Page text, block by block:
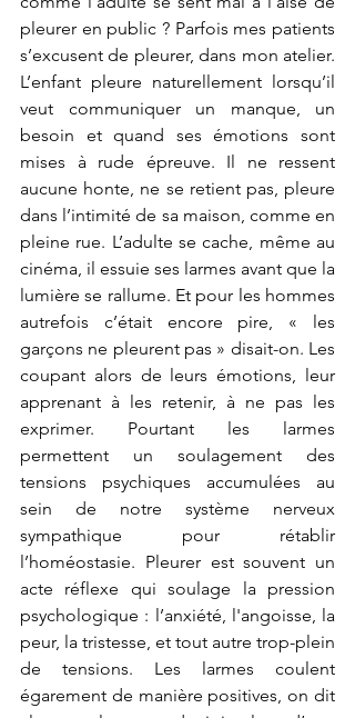
pleurer en public ? Parfois mes patients
s’excusent de pleurer, dans mon atelier.
L’enfant pleure naturellement lorsqu’il
veut communiquer un manque, un
besoin et quand ses émotions sont
mises à rude épreuve. Il ne ressent
aucune honte, ne se retient pas, pleure
dans l’intimité de sa maison, comme en
pleine rue. L’adulte se cache, même au
cinéma, il essuie ses larmes avant que la
lumière se rallume. Et pour les hommes
autrefois c’était encore pire, « les
garçons ne pleurent pas » disait-on. Les
coupant alors de leurs émotions, leur
apprenant à les retenir, à ne pas les
exprimer. Pourtant les larmes
permettent un soulagement des
tensions psychiques accumulées au
sein de notre système nerveux
sympathique pour rétablir
l’homéostasie. Pleurer est souvent un
acte réflexe qui soulage la pression
psychologique : l’anxiété, l'angoisse, la
peur, la tristesse, et tout autre trop-plein
de tensions. Les larmes coulent
égarement de manière positives, on dit